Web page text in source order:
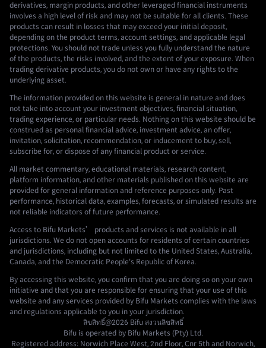
derivatives, margin products, and other leveraged financial instruments
involves a high level of risk and may not be suitable for all clients. These
products can result in losses that may exceed your initial deposit,
depending on the product terms, account settings, and applicable legal
protections. You should not trade unless you fully understand the nature
of the products, the risks involved, and the extent of your exposure. When
trading derivative products, you do not own or have any rights to the
underlying asset.
The information provided on this website is general in nature and does
not take into account your investment objectives, financial situation,
trading experience, or particular needs. Nothing on this website should be
construed as personal financial advice, investment advice, an offer,
invitation, solicitation, recommendation, or inducement to buy, sell,
subscribe for, or dispose of any financial product or service.
All market commentary, educational materials, research content,
platform information, and other materials published on this website are
provided for general information and reference purposes only. Past
performance, historical data, examples, forecasts, or simulated results are
not reliable indicators of future performance.
Access to Bifu Markets’ products and services is not available in all
jurisdictions. We do not open accounts for residents of certain countries
and jurisdictions, including but not limited to the United States, Australia,
Canada, and the Democratic People's Republic of Korea.
By accessing this website, you confirm that you are doing so on your own
initiative and that you are responsible for ensuring that your use of this
website and any services provided by Bifu Markets complies with the laws
and regulations applicable to you in your jurisdiction.
ลิขสิทธิ์@2026 Bifuสงวนลิขสิทธิ์
Bifu is operated by Bifu Markets (Pty) Ltd.
Registered address: Norwich Place West, 2nd Floor, Cnr 5th and Norwich,